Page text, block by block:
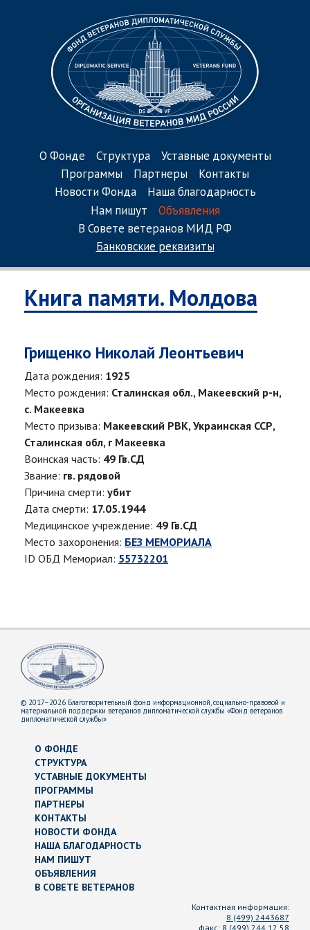
О Фонде Структура
Уставные документы
Программы
Партнеры
Контакты
Новости Фонда
Наша благодарность
Нам пишут
Объявления
В Совете ветеранов МИД РФ
Банковские реквизиты
Книга памяти. Молдова
Грищенко Николай Леонтьевич
Дата рождения: 1925
Место рождения: Сталинская обл., Макеевский р-н,
с. Макеевка
Место призыва: Макеевский РВК, Украинская ССР,
Сталинская обл, г Макеевка
Воинская часть: 49 Гв.СД
Звание: гв. рядовой
Причина смерти: убит
Дата смерти: 17.05.1944
Медицинское учреждение: 49 Гв.СД
Место захоронения: БЕЗ МЕМОРИАЛА
ID ОБД Мемориал: 55732201
© 2017–2026 Благотворительный фонд информационной, социально-правовой и
материальной поддержки ветеранов дипломатической службы «Фонд ветеранов
дипломатической службы»
О ФОНДЕ
СТРУКТУРА
УСТАВНЫЕ ДОКУМЕНТЫ
ПРОГРАММЫ
ПАРТНЕРЫ
КОНТАКТЫ
НОВОСТИ ФОНДА
НАША БЛАГОДАРНОСТЬ
НАМ ПИШУТ
ОБЪЯВЛЕНИЯ
В СОВЕТЕ ВЕТЕРАНОВ
Контактная информация:
8 (499) 2443687
факс: 8 (499) 244 12 58